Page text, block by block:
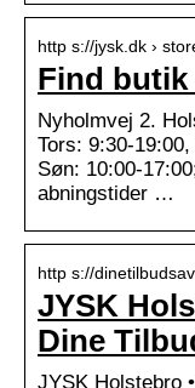
http s://jysk.dk ›
Find butik
Nyholmvej 2.
Tors: 9:30-
Søn: 10:00-
abningstider …
http s://
JYSK
Dine
JYSK Holstebro